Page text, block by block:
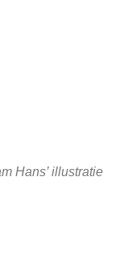
Hans’ illustratie